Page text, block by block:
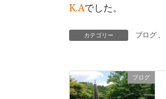
K.Aでした。
カテゴリー ブログ 、
ブログ